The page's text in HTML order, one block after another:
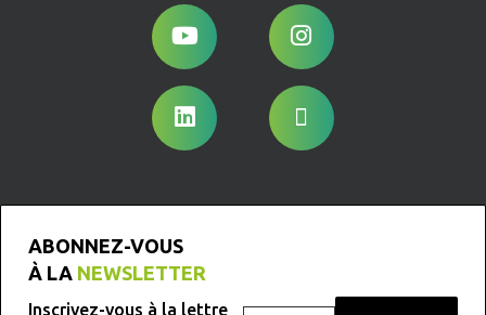
ABONNEZ-VOUS
À LA NEWSLETTER
Inscrivez-vous à la lettre